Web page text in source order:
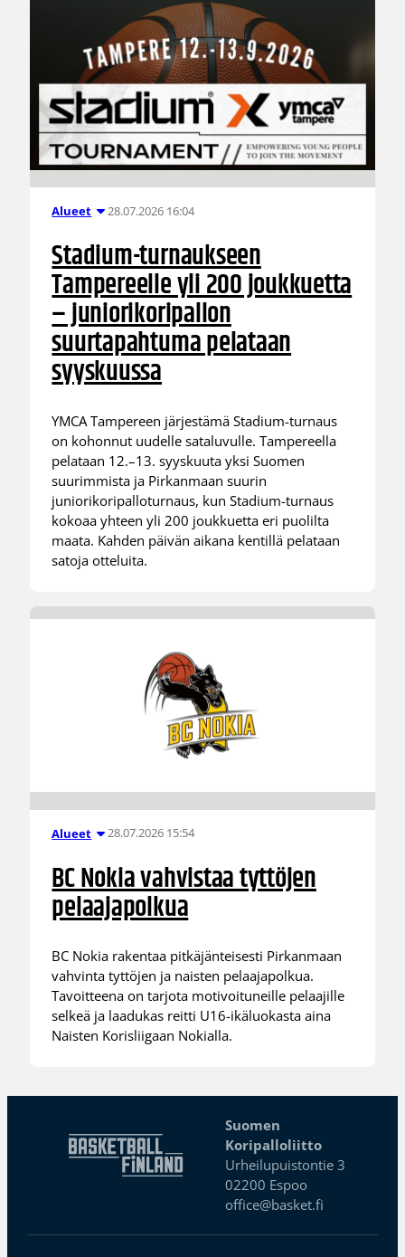
Alueet 28.07.2026 16:04
Stadium-turnaukseen
Tampereelle yli 200 joukkuetta
– juniorikoripallon
suurtapahtuma pelataan
syyskuussa
YMCA Tampereen järjestämä Stadium-turnaus
on kohonnut uudelle sataluvulle. Tampereella
pelataan 12.–13. syyskuuta yksi Suomen
suurimmista ja Pirkanmaan suurin
juniorikoripalloturnaus, kun Stadium-turnaus
kokoaa yhteen yli 200 joukkuetta eri puolilta
maata. Kahden päivän aikana kentillä pelataan
satoja otteluita.
Alueet 28.07.2026 15:54
BC Nokia vahvistaa tyttöjen
pelaajapolkua
BC Nokia rakentaa pitkäjänteisesti Pirkanmaan
vahvinta tyttöjen ja naisten pelaajapolkua.
Tavoitteena on tarjota motivoituneille pelaajille
selkeä ja laadukas reitti U16-ikäluokasta aina
Naisten Korisliigaan Nokialla.
Suomen
Koripalloliitto
Urheilupuistontie 3
02200 Espoo
office@basket.fi